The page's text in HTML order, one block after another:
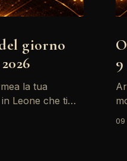
giorno
Leone che ti
in Gemelli,
Ariete La
09